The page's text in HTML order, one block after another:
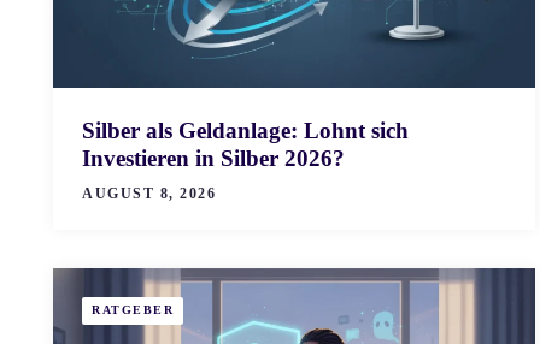
Silber als Geldanlage: Lohnt sich
Investieren in Silber 2026?
AUGUST 8, 2026
RATGEBER